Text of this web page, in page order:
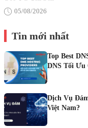
05/08/2026
Tin mới nhất
Top Best
DNS Tối Ưu
Dịch Vụ
Việt Nam?